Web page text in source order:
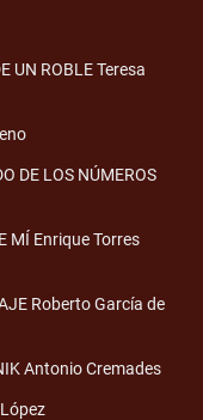
UN ROBLE Teresa
DE LOS NÚMEROS
MÍ Enrique Torres
Roberto García de
Antonio Cremades